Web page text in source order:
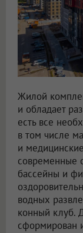
Жилой
и обладает
есть все
в том числе
и
современные
бассейны и
водных
конный клуб.
сформирован